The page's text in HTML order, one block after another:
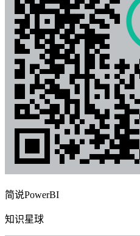
简说PowerBI
知识星球